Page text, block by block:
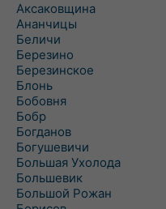
Аксаковщина
Ананчицы
Беличи
Березино
Березинское
Блонь
Бобовня
Бобр
Богданов
Богушевичи
Большая Ухолода
Большевик
Большой Рожан